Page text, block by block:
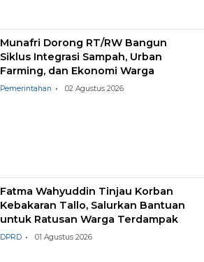
Munafri Dorong RT/RW Bangun
Siklus Integrasi Sampah, Urban
Farming, dan Ekonomi Warga
Pemerintahan 02 Agustus 2026
Fatma Wahyuddin Tinjau Korban
Kebakaran Tallo, Salurkan Bantuan
untuk Ratusan Warga Terdampak
DPRD 01 Agustus 2026